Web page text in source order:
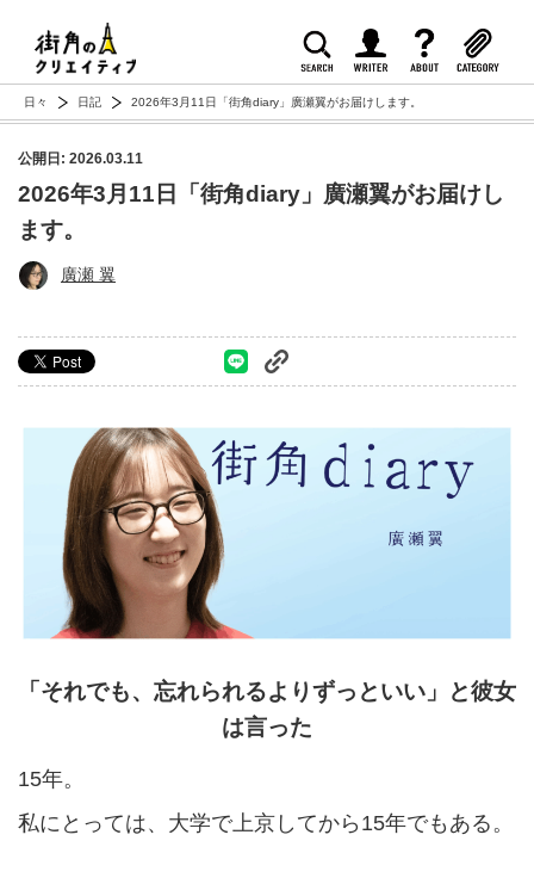
日々 日記 2026年3月11日「街角diary」廣瀬翼がお届けします。
公開日: 2026.03.11
2026年3月11日「街角diary」廣瀬翼がお届けし
ます。
廣瀬 翼
「それでも、忘れられるよりずっといい」と彼女
は言った
15年。
私にとっては、大学で上京してから15年でもある。